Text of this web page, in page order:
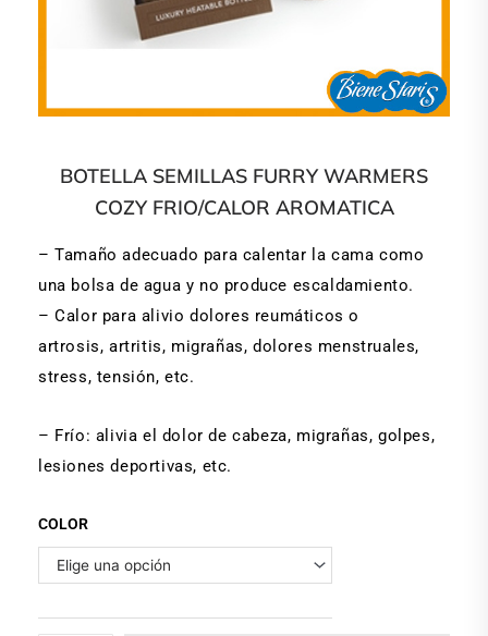
BOTELLA SEMILLAS FURRY WARMERS
COZY FRIO/CALOR AROMATICA
– Tamaño adecuado para calentar la cama como
una bolsa de agua y no produce escaldamiento.
– Calor para alivio dolores reumáticos o
artrosis, artritis, migrañas, dolores menstruales,
stress, tensión, etc.
– Frío: alivia el dolor de cabeza, migrañas, golpes,
lesiones deportivas, etc.
COLOR
BOTELLA
SEMILLAS
FURRY
COZY